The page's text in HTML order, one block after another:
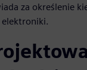
za określenie
elektroniki.